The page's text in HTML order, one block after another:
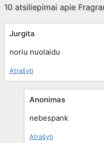
10 atsiliepimai apie
Jurgita
noriu nuolaidu
Atrašyti
Anonimas
nebespank
Atrašyti